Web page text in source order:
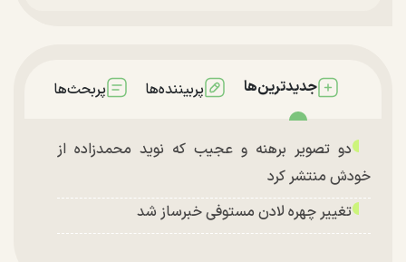
جدیدترین‌ها پربیننده‌ها پربحث‌ها
دو تصویر برهنه و عجیب که نوید محمدزاده از
خودش منتشر کرد
تغییر چهره لادن مستوفی خبرساز شد